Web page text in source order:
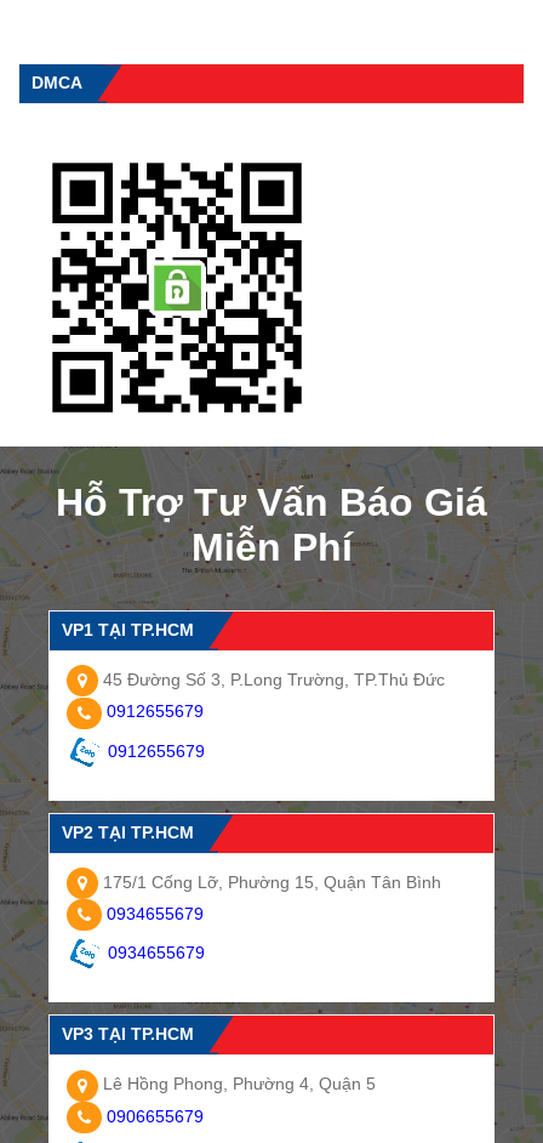
DMCA
Hỗ Trợ Tư Vấn Báo Giá
Miễn Phí
VP1 TẠI TP.HCM
45 Đường Số 3, P.Long Trường, TP.Thủ Đức
0912655679
0912655679
VP2 TẠI TP.HCM
175/1 Cống Lỡ, Phường 15, Quận Tân Bình
0934655679
0934655679
VP3 TẠI TP.HCM
Lê Hồng Phong, Phường 4, Quận 5
0906655679